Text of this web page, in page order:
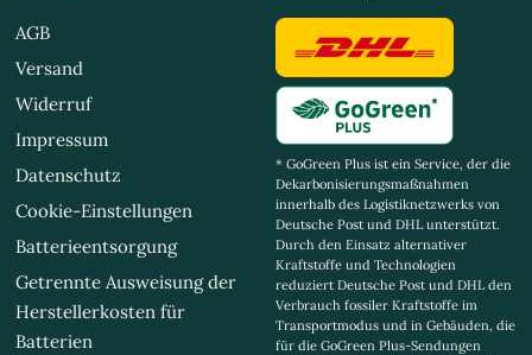
AGB
Versand
Widerruf
Impressum
Datenschutz
Cookie-Einstellungen
Batterieentsorgung
Getrennte Ausweisung der
Herstellerkosten für
Batterien
* GoGreen Plus ist ein Service, der die
Dekarbonisierungsmaßnahmen
innerhalb des Logistiknetzwerks von
Deutsche Post und DHL unterstützt.
Durch den Einsatz alternativer
Kraftstoffe und Technologien
reduziert Deutsche Post und DHL den
Verbrauch fossiler Kraftstoffe im
Transportmodus und in Gebäuden, die
für die GoGreen Plus-Sendungen